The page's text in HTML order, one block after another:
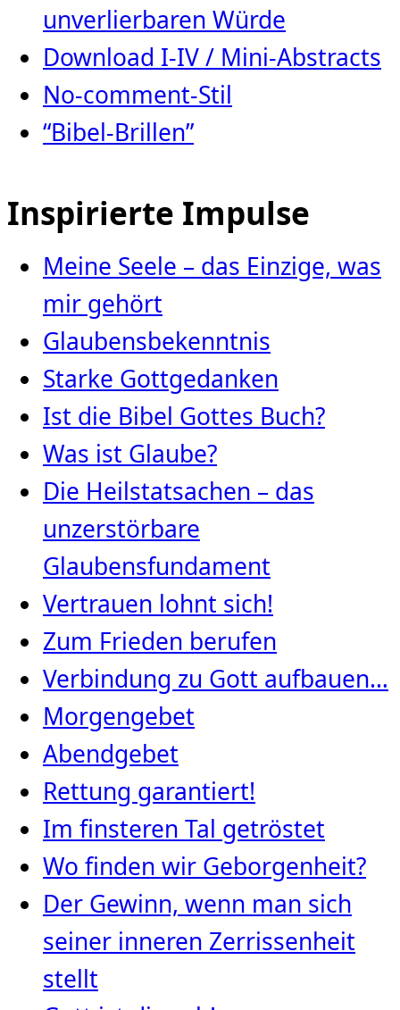
unverlierbaren Würde
Download I-IV / Mini-Abstracts
No-comment-Stil
“Bibel-Brillen”
Inspirierte Impulse
Meine Seele – das Einzige, was
mir gehört
Glaubensbekenntnis
Starke Gottgedanken
Ist die Bibel Gottes Buch?
Was ist Glaube?
Die Heilstatsachen – das
unzerstörbare
Glaubensfundament
Vertrauen lohnt sich!
Zum Frieden berufen
Verbindung zu Gott aufbauen…
Morgengebet
Abendgebet
Rettung garantiert!
Im finsteren Tal getröstet
Wo finden wir Geborgenheit?
Der Gewinn, wenn man sich
seiner inneren Zerrissenheit
stellt